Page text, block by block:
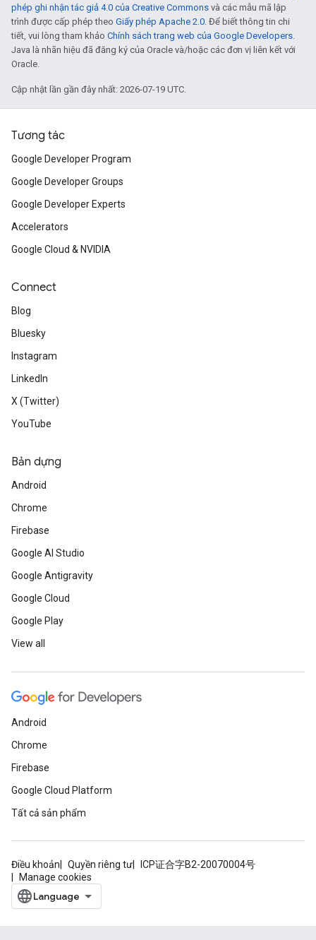
phép ghi nhận tác giả 4.0 của Creative Commons và các mẫu mã lập
trình được cấp phép theo Giấy phép Apache 2.0. Để biết thông tin chi
tiết, vui lòng tham khảo Chính sách trang web của Google Developers.
Java là nhãn hiệu đã đăng ký của Oracle và/hoặc các đơn vị liên kết với
Oracle.
Cập nhật lần gần đây nhất: 2026-07-19 UTC.
Tương tác
Google Developer Program
Google Developer Groups
Google Developer Experts
Accelerators
Google Cloud & NVIDIA
Connect
Blog
Bluesky
Instagram
LinkedIn
X (Twitter)
YouTube
Bản dựng
Android
Chrome
Firebase
Google AI Studio
Google Antigravity
Google Cloud
Google Play
View all
Android
Chrome
Firebase
Google Cloud Platform
Tất cả sản phẩm
Điều khoản Quyền riêng tư
ICP证合字B2-20070004号
Manage cookies